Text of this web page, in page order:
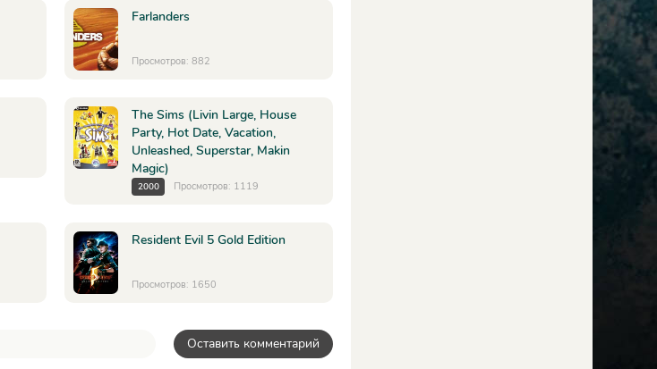
Farlanders
Просмотров: 882
The Sims (Livin Large, House
Party, Hot Date, Vacation,
Unleashed, Superstar, Makin
Magic)
2000 Просмотров: 1119
Resident Evil 5 Gold Edition
Просмотров: 1650
Оставить комментарий